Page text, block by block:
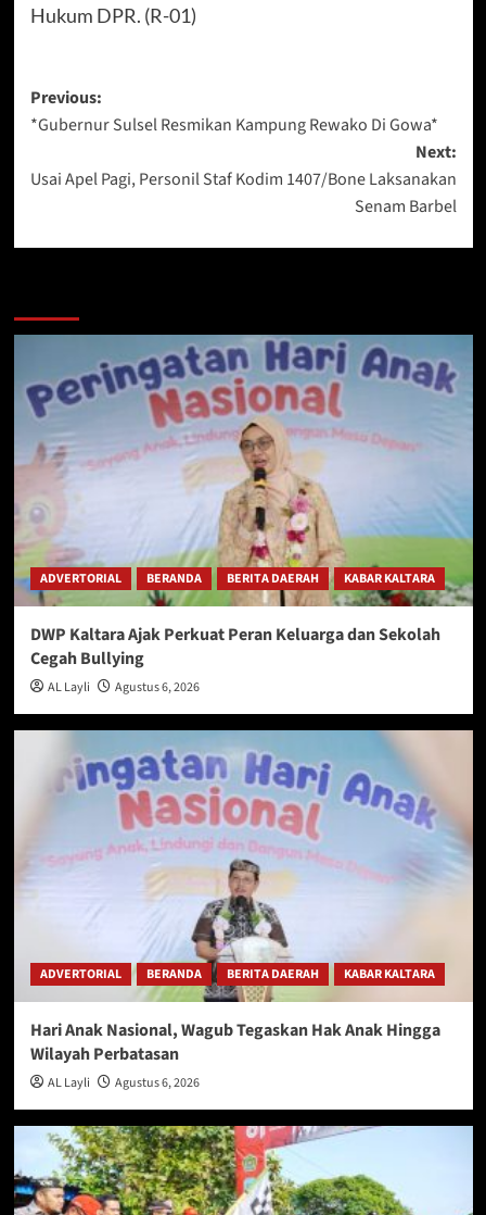
Hukum DPR. (R-01)
Post
navigation
Previous:
*Gubernur Sulsel Resmikan Kampung Rewako Di Gowa*
Next:
Usai Apel Pagi, Personil Staf Kodim 1407/Bone Laksanakan
Senam Barbel
ADVERTORIAL BERANDA BERITA DAERAH KABAR KALTARA
DWP Kaltara Ajak Perkuat Peran Keluarga dan Sekolah
Cegah Bullying
AL Layli Agustus 6, 2026
ADVERTORIAL BERANDA BERITA DAERAH KABAR KALTARA
Hari Anak Nasional, Wagub Tegaskan Hak Anak Hingga
Wilayah Perbatasan
AL Layli Agustus 6, 2026